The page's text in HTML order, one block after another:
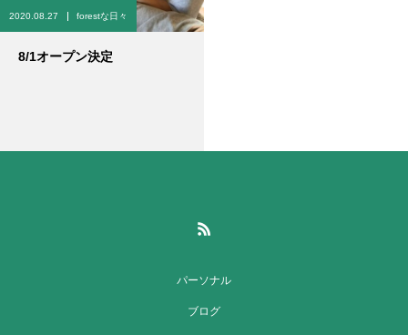
2020.08.27 forestな日々
8/1オープン決定
パーソナル
ブログ